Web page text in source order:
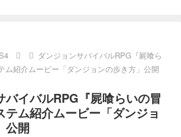
ダンジョンサバイバルRPG『屍喰ら
ム紹介ムービー「ダンジョンの歩き方」公開
バイバルRPG『屍喰らいの冒
テム紹介ムービー「ダンジョ
公開